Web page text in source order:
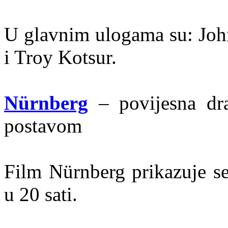
U glavnim ulogama su:
i Troy Kotsur.
Nürnberg – povijesna
postavom
Film Nürnberg prikazuje
u 20 sati.